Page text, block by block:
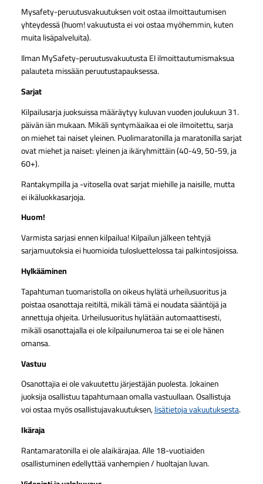
Mysafety-peruutusvakuutuksen voit ostaa ilmoittautumisen
yhteydessä (huom! vakuutusta ei voi ostaa myöhemmin, kuten
muita lisäpalveluita).
Ilman MySafety-peruutusvakuutusta EI ilmoittautumismaksua
palauteta missään peruutustapauksessa.
Sarjat
Kilpailusarja juoksuissa määräytyy kuluvan vuoden joulukuun 31.
päivän iän mukaan. Mikäli syntymäaikaa ei ole ilmoitettu, sarja
on miehet tai naiset yleinen. Puolimaratonilla ja maratonilla sarjat
ovat miehet ja naiset: yleinen ja ikäryhmittäin (40-49, 50-59, ja
60+).
Rantakympilla ja -vitosella ovat sarjat miehille ja naisille, mutta
ei ikäluokkasarjoja.
Huom!
Varmista sarjasi ennen kilpailua! Kilpailun jälkeen tehtyjä
sarjamuutoksia ei huomioida tulosluettelossa tai palkintosijoissa.
Hylkääminen
Tapahtuman tuomaristolla on oikeus hylätä urheilusuoritus ja
poistaa osanottaja reitiltä, mikäli tämä ei noudata sääntöjä ja
annettuja ohjeita. Urheilusuoritus hylätään automaattisesti,
mikäli osanottajalla ei ole kilpailunumeroa tai se ei ole hänen
omansa.
Vastuu
Osanottajia ei ole vakuutettu järjestäjän puolesta. Jokainen
juoksija osallistuu tapahtumaan omalla vastuullaan. Osallistuja
voi ostaa myös osallistujavakuutuksen,lisätietoja vakuutuksesta.
Ikäraja
Rantamaratonilla ei ole alaikärajaa. Alle 18-vuotiaiden
osallistuminen edellyttää vanhempien / huoltajan luvan.